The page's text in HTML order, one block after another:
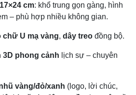
cm: khổ trung gọn gàng, hình
– phù hợp nhiều không gian.
chữ U mạ vàng, dây treo đồng bộ.
3D phong cảnh lịch sự – chuyên
vàng/đỏ/xanh (logo, lời chúc,